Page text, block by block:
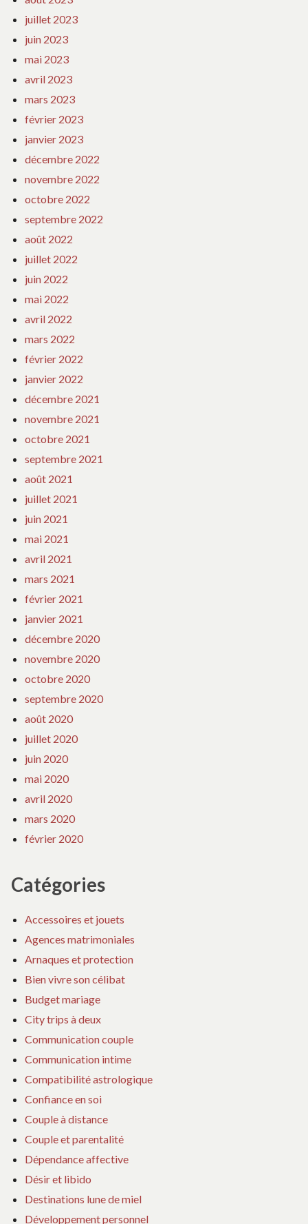
juillet 2023
juin 2023
mai 2023
avril 2023
mars 2023
février 2023
janvier 2023
décembre 2022
novembre 2022
octobre 2022
septembre 2022
août 2022
juillet 2022
juin 2022
mai 2022
avril 2022
mars 2022
février 2022
janvier 2022
décembre 2021
novembre 2021
octobre 2021
septembre 2021
août 2021
juillet 2021
juin 2021
mai 2021
avril 2021
mars 2021
février 2021
janvier 2021
décembre 2020
novembre 2020
octobre 2020
septembre 2020
août 2020
juillet 2020
juin 2020
mai 2020
avril 2020
mars 2020
février 2020
Catégories
Accessoires et jouets
Agences matrimoniales
Arnaques et protection
Bien vivre son célibat
Budget mariage
City trips à deux
Communication couple
Communication intime
Compatibilité astrologique
Confiance en soi
Couple à distance
Couple et parentalité
Dépendance affective
Désir et libido
Destinations lune de miel
Développement personnel